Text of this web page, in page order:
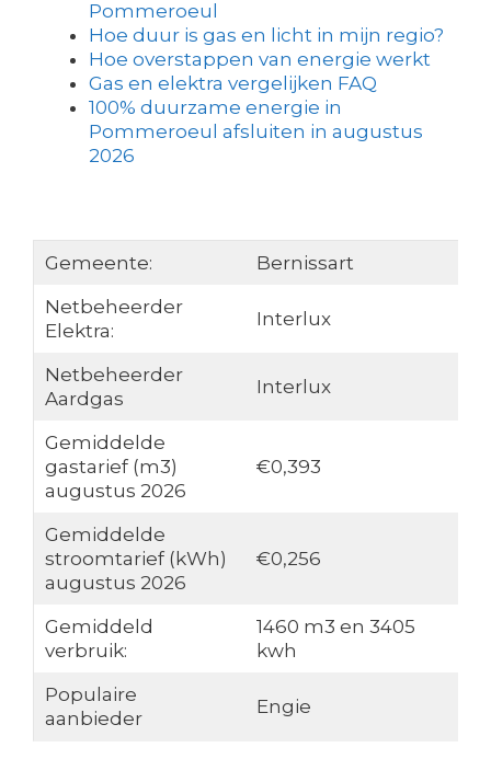
Pommeroeul
Hoe duur is gas en licht in mijn regio?
Hoe overstappen van energie werkt
Gas en elektra vergelijken FAQ
100% duurzame energie in
Pommeroeul afsluiten in augustus
2026
Gemeente:
Bernissart
Netbeheerder
Elektra:
Interlux
Netbeheerder
Aardgas
Interlux
Gemiddelde
gastarief (m3)
augustus 2026
€0,393
Gemiddelde
stroomtarief (kWh)
augustus 2026
€0,256
Gemiddeld
verbruik:
1460 m3 en 3405
kwh
Populaire
aanbieder
Engie